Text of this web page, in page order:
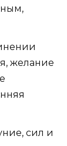
желание
сил и